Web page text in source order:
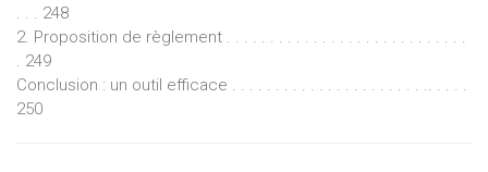
. . . 248
2. Proposition de règlement . . . . . . . . . . . . . . . . . . . . . . . . . . . .
. 249
Conclusion : un outil efficace . . . . . . . . . . . . . . . . . . . . . . .. . . . .
250